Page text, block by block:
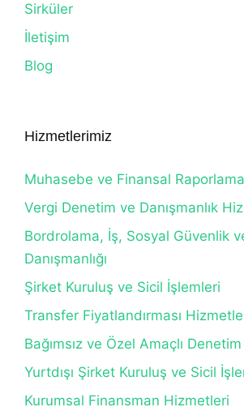
Sirküler
İletişim
Blog
Hizmetlerimiz
Muhasebe ve Finansal
Vergi Denetim ve Danışmanlık
Bordrolama, İş, Sosyal Güvenlik
Danışmanlığı
Şirket Kuruluş ve Sicil İşlemleri
Transfer Fiyatlandırması
Bağımsız ve Özel Amaçlı
Yurtdışı Şirket Kuruluş ve Sicil
Kurumsal Finansman Hizmetleri